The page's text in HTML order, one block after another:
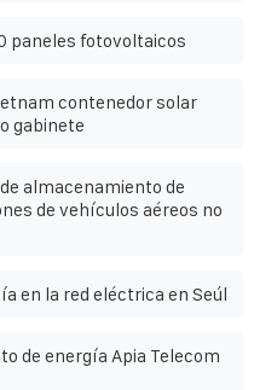
paneles fotovoltaicos
contenedor solar
gabinete
almacenamiento de
de vehículos aéreos no
en la red eléctrica en Seúl
de energía Apia Telecom